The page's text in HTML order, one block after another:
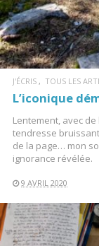
J'ÉCRIS TOUS LES
L’iconique
Lentement, avec
tendresse
de la page… mon
ignorance révélée.
9 AVRIL 2020